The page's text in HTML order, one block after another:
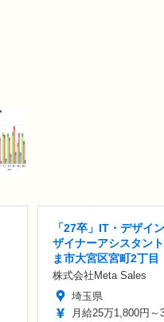
「27卒」IT・デザイ
ザイナーアシスタン
ま市大宮区宮町2丁目
株式会社Meta Sales
埼玉県
月給25万1,800円～